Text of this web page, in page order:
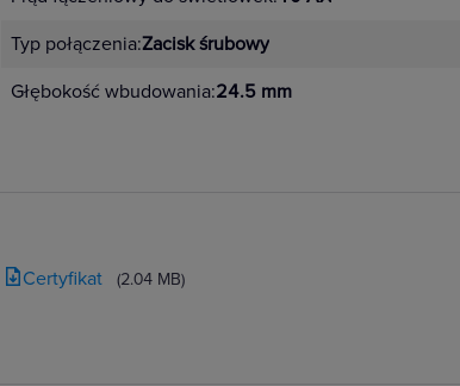
Typ połączenia:Zacisk śrubowy
Głębokość wbudowania:24.5 mm
Certyfikat (2.04 MB)